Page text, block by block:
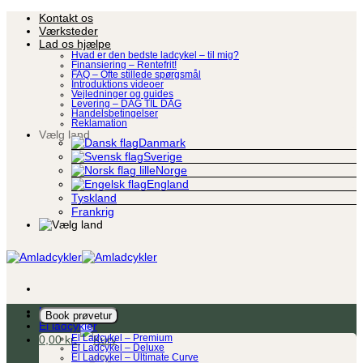
Fortsæt
indhold
Kontakt os
Værksteder
Lad os hjælpe
Hvad er den bedste ladcykel – til mig?
Finansiering – Rentefrit!
FAQ – Ofte stillede spørgsmål
Introduktions videoer
Vejledninger og guides
Levering – DAG TIL DAG
Handelsbetingelser
Reklamation
Vælg land
Danmark
Sverige
Norge
England
Tyskland
Frankrig
Book prøvetur
0,00kr.
Ladcykel
El ladcykler
El Ladcykel – Premium
El Ladcykel – Deluxe
El Ladcykel – Ultimate Curve